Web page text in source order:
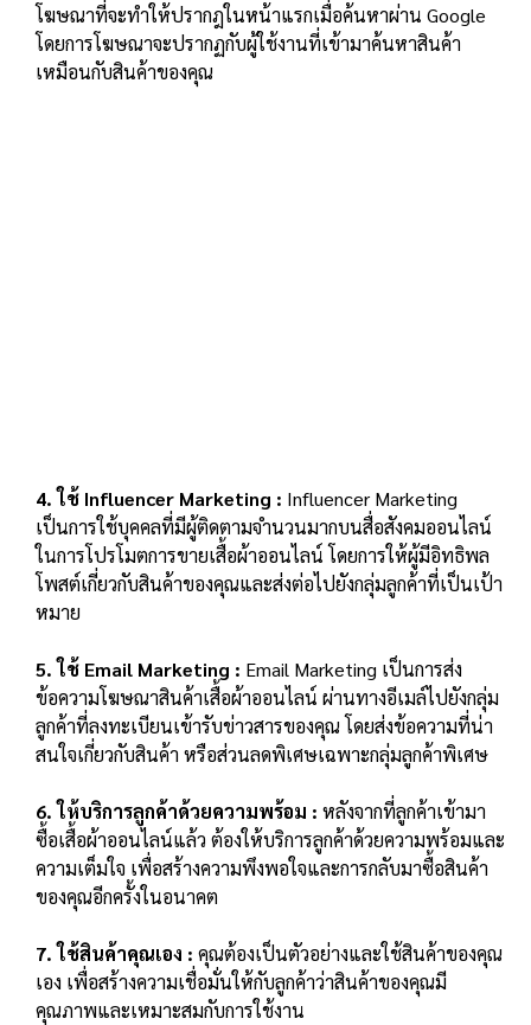
โฆษณาที่จะทำให้ปรากฎในหน้าแรกเมื่อค้นหาผ่าน Google
โดยการโฆษณาจะปรากฏกับผู้ใช้งานที่เข้ามาค้นหาสินค้า
เหมือนกับสินค้าของคุณ
4. ใช้ Influencer Marketing : Influencer Marketing
เป็นการใช้บุคคลที่มีผู้ติดตามจำนวนมากบนสื่อสังคมออนไลน์
ในการโปรโมตการขายเสื้อผ้าออนไลน์ โดยการให้ผู้มีอิทธิพล
โพสต์เกี่ยวกับสินค้าของคุณและส่งต่อไปยังกลุ่มลูกค้าที่เป็นเป้า
หมาย
5. ใช้ Email Marketing : Email Marketing เป็นการส่ง
ข้อความโฆษณาสินค้าเสื้อผ้าออนไลน์ ผ่านทางอีเมล์ไปยังกลุ่ม
ลูกค้าที่ลงทะเบียนเข้ารับข่าวสารของคุณ โดยส่งข้อความที่น่า
สนใจเกี่ยวกับสินค้า หรือส่วนลดพิเศษเฉพาะกลุ่มลูกค้าพิเศษ
6. ให้บริการลูกค้าด้วยความพร้อม : หลังจากที่ลูกค้าเข้ามา
ซื้อเสื้อผ้าออนไลน์แล้ว ต้องให้บริการลูกค้าด้วยความพร้อมและ
ความเต็มใจ เพื่อสร้างความพึงพอใจและการกลับมาซื้อสินค้า
ของคุณอีกครั้งในอนาคต
7. ใช้สินค้าคุณเอง : คุณต้องเป็นตัวอย่างและใช้สินค้าของคุณ
เอง เพื่อสร้างความเชื่อมั่นให้กับลูกค้าว่าสินค้าของคุณมี
คุณภาพและเหมาะสมกับการใช้งาน